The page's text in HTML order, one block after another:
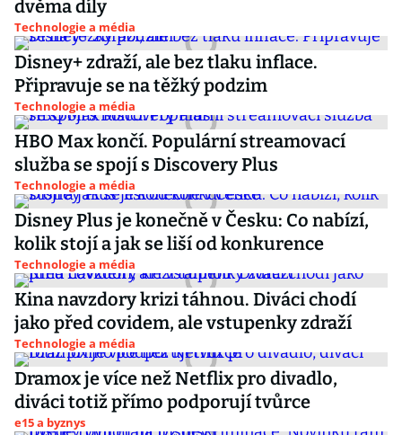
dvěma díly
Technologie a média
Disney+ zdraží, ale bez tlaku inflace.
Připravuje se na těžký podzim
Technologie a média
HBO Max končí. Populární streamovací
služba se spojí s Discovery Plus
Technologie a média
Disney Plus je konečně v Česku: Co nabízí,
kolik stojí a jak se liší od konkurence
Technologie a média
Kina navzdory krizi táhnou. Diváci chodí
jako před covidem, ale vstupenky zdraží
Technologie a média
Dramox je více než Netflix pro divadlo,
diváci totiž přímo podporují tvůrce
e15 a byznys